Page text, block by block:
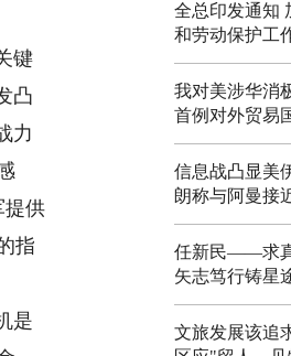
键
凸
力
提供
指
是
全总印发通知
和劳动保护工
我对美涉华消
首例对外贸易
信息战凸显美
朗称与阿曼接
任新民——求
矢志笃行铸星
文旅发展该追